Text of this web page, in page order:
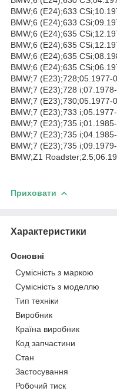
BMW;6 (E24);633
BMW;6 (E24);633
BMW;6 (E24);635
BMW;6 (E24);635
BMW;6 (E24);635
BMW;6 (E24);635
BMW;7 (E23);728;05.1977-
BMW;7 (E23);728
BMW;7 (E23);730;05.1977-
BMW;7 (E23);733
BMW;7 (E23);735
BMW;7 (E23);735
BMW;7 (E23);735
BMW;Z1
Приховати
Характеристики
Основні
Сумісність з маркою
Сумісність з моделлю
Тип техніки
Виробник
Країна виробник
Код запчастини
Стан
Застосування
Робочий тиск